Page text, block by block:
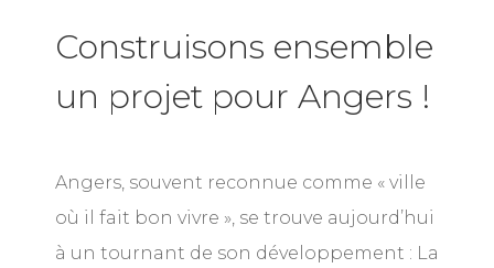
Construisons ensemble
un projet pour Angers !
Angers, souvent reconnue comme « ville
où il fait bon vivre », se trouve aujourd’hui
à un tournant de son développement : La